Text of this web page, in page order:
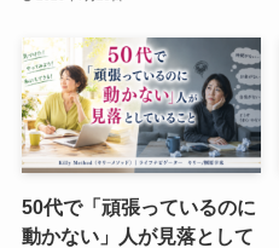
50代で「頑張っているのに
動かない」人が見落として